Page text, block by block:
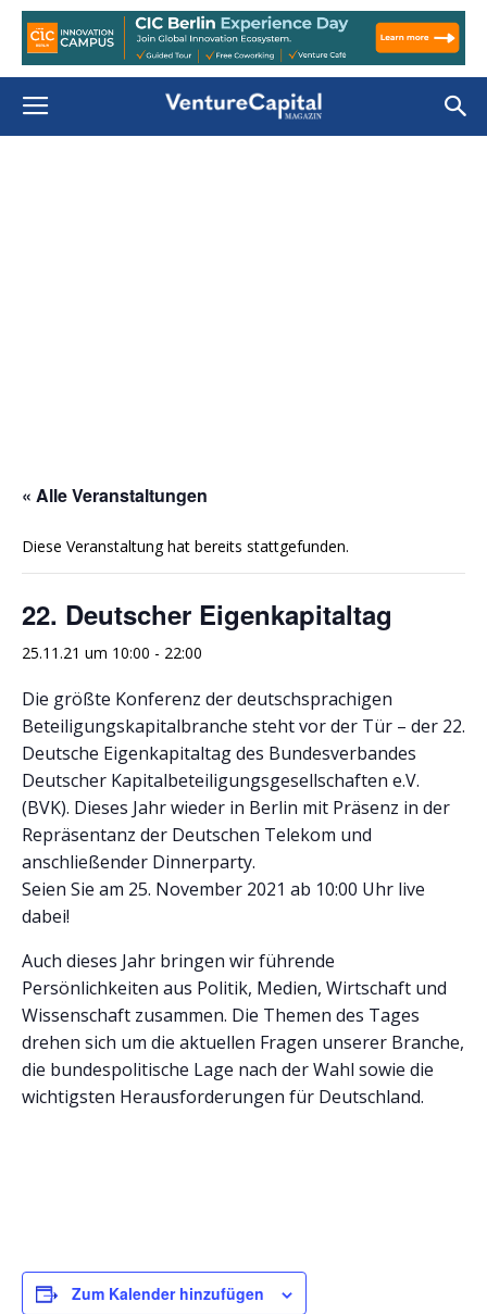
« Alle Veranstaltungen
Diese Veranstaltung hat bereits stattgefunden.
22. Deutscher Eigenkapitaltag
25.11.21 um 10:00 - 22:00
Die größte Konferenz der deutschsprachigen
Beteiligungskapitalbranche steht vor der Tür – der 22.
Deutsche Eigenkapitaltag des Bundesverbandes
Deutscher Kapitalbeteiligungsgesellschaften e.V.
(BVK). Dieses Jahr wieder in Berlin mit Präsenz in der
Repräsentanz der Deutschen Telekom und
anschließender Dinnerparty.
Seien Sie am 25. November 2021 ab 10:00 Uhr live
dabei!
Auch dieses Jahr bringen wir führende
Persönlichkeiten aus Politik, Medien, Wirtschaft und
Wissenschaft zusammen. Die Themen des Tages
drehen sich um die aktuellen Fragen unserer Branche,
die bundespolitische Lage nach der Wahl sowie die
wichtigsten Herausforderungen für Deutschland.
Zum Kalender hinzufügen